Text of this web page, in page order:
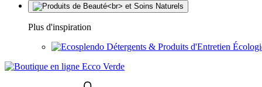
Plus d'inspiration
Détergents & Produits d'Entretien